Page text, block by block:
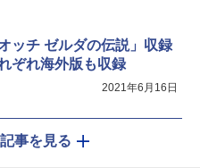
ッチ ゼルダの伝説」収録
ぞれ海外版も収録
2021年6月16日
事を見る